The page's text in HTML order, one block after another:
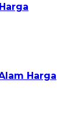
Harga